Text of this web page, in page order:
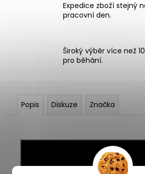
Expedice zboží stejný
pracovní den.
Široký výběr více než
pro běhání.
Popis Diskuze Značka